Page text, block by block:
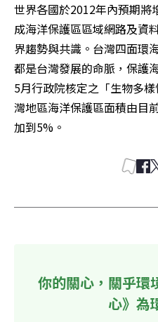
世界各國於2012年內預期將
成海洋保護區區域網路及資
界趨勢與共識。台灣四面環
都是台灣發展的命脈，保護
5月行政院核定之「生物多
灣地區海洋保護區面積由目
加到5%。
你的關心，關乎
心》為